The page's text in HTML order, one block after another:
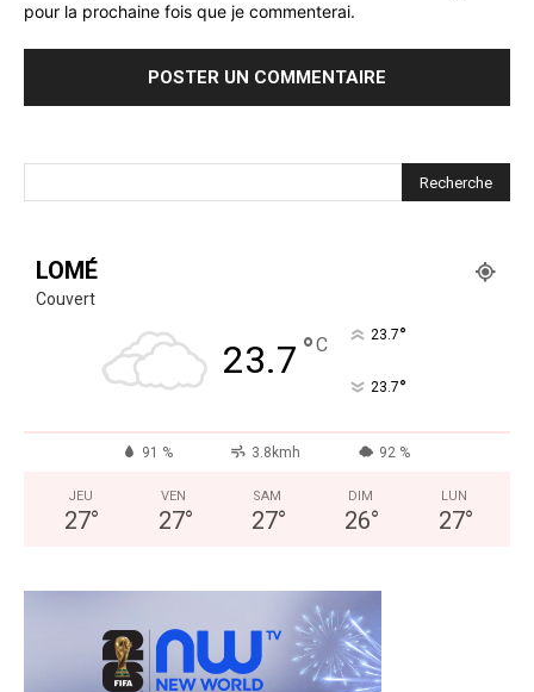
pour la prochaine fois que je commenterai.
LOMÉ
Couvert
23.7 °C 23.7°
23.7°
91 % 3.8kmh 92 %
JEU
27°
VEN
27°
SAM
27°
DIM
26°
LUN
27°